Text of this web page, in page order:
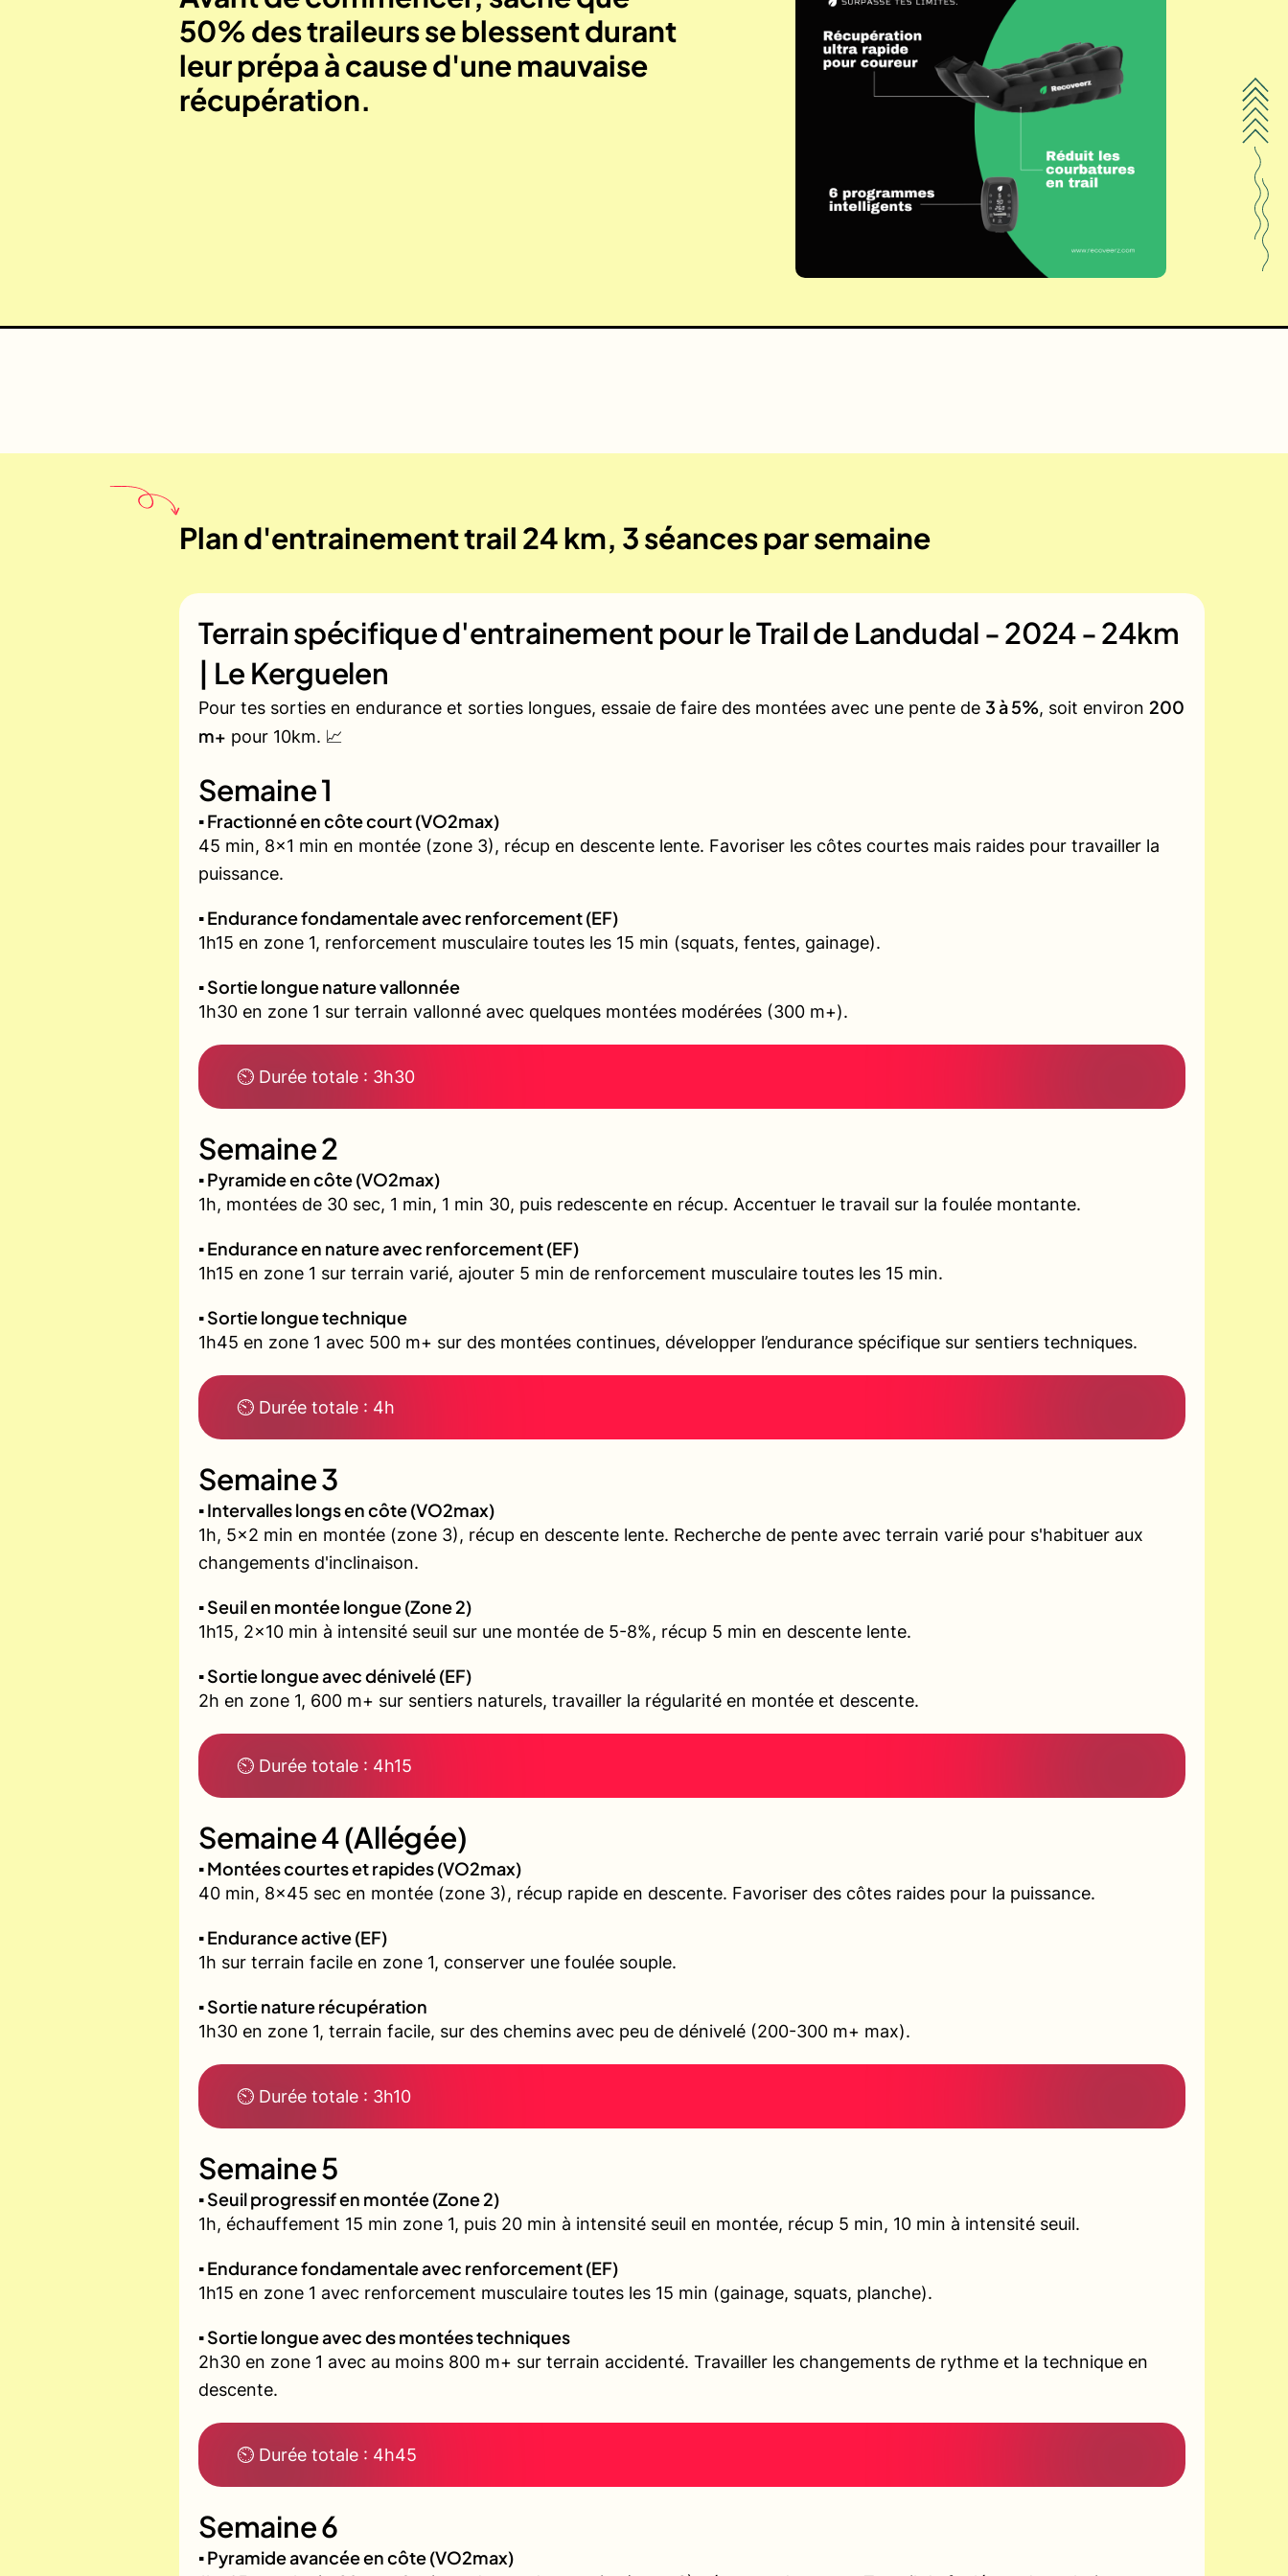
50% des traileurs se blessent durant
leur prépa à cause d'une mauvaise
récupération.
Plan d'entrainement trail 24 km, 3 séances par semaine
Terrain spécifique d'entrainement pour leTrail de Landudal - 2024 - 24km
| Le Kerguelen
Pour tes sorties en endurance et sorties longues, essaie de faire des montées avec une pente de 3 à 5%, soit environ 200
m+ pour 10km. 📈
Semaine 1
▪️ Fractionné en côte court (VO2max)
45 min, 8x1 min en montée (zone 3), récup en descente lente. Favoriser les côtes courtes mais raides pour travailler la
puissance.
▪️ Endurance fondamentale avec renforcement (EF)
1h15 en zone 1, renforcement musculaire toutes les 15 min (squats, fentes, gainage).
▪️ Sortie longue nature vallonnée
1h30 en zone 1 sur terrain vallonné avec quelques montées modérées (300 m+).
⏲ Durée totale : 3h30
Semaine 2
▪️ Pyramide en côte (VO2max)
1h, montées de 30 sec, 1 min, 1 min 30, puis redescente en récup. Accentuer le travail sur la foulée montante.
▪️ Endurance en nature avec renforcement (EF)
1h15 en zone 1 sur terrain varié, ajouter 5 min de renforcement musculaire toutes les 15 min.
▪️ Sortie longue technique
1h45 en zone 1 avec 500 m+ sur des montées continues, développer l’endurance spécifique sur sentiers techniques.
⏲ Durée totale : 4h
Semaine 3
▪️ Intervalles longs en côte (VO2max)
1h, 5x2 min en montée (zone 3), récup en descente lente. Recherche de pente avec terrain varié pour s'habituer aux
changements d'inclinaison.
▪️ Seuil en montée longue (Zone 2)
1h15, 2x10 min à intensité seuil sur une montée de 5-8%, récup 5 min en descente lente.
▪️ Sortie longue avec dénivelé (EF)
2h en zone 1, 600 m+ sur sentiers naturels, travailler la régularité en montée et descente.
⏲ Durée totale : 4h15
Semaine 4 (Allégée)
▪️ Montées courtes et rapides (VO2max)
40 min, 8x45 sec en montée (zone 3), récup rapide en descente. Favoriser des côtes raides pour la puissance.
▪️ Endurance active (EF)
1h sur terrain facile en zone 1, conserver une foulée souple.
▪️ Sortie nature récupération
1h30 en zone 1, terrain facile, sur des chemins avec peu de dénivelé (200-300 m+ max).
⏲ Durée totale : 3h10
Semaine 5
▪️ Seuil progressif en montée (Zone 2)
1h, échauffement 15 min zone 1, puis 20 min à intensité seuil en montée, récup 5 min, 10 min à intensité seuil.
▪️ Endurance fondamentale avec renforcement (EF)
1h15 en zone 1 avec renforcement musculaire toutes les 15 min (gainage, squats, planche).
▪️ Sortie longue avec des montées techniques
2h30 en zone 1 avec au moins 800 m+ sur terrain accidenté. Travailler les changements de rythme et la technique en
descente.
⏲ Durée totale : 4h45
Semaine 6
▪️ Pyramide avancée en côte (VO2max)